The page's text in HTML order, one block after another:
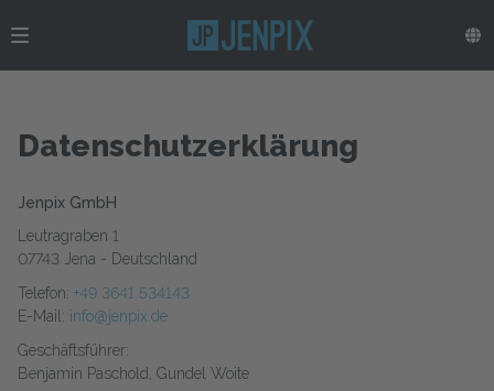
Datenschutzerklärung
Jenpix GmbH
Leutragraben 1
07743 Jena - Deutschland
Telefon: +49 3641 534143
E-Mail: info@jenpix.de
Geschäftsführer:
Benjamin Paschold, Gundel Woite